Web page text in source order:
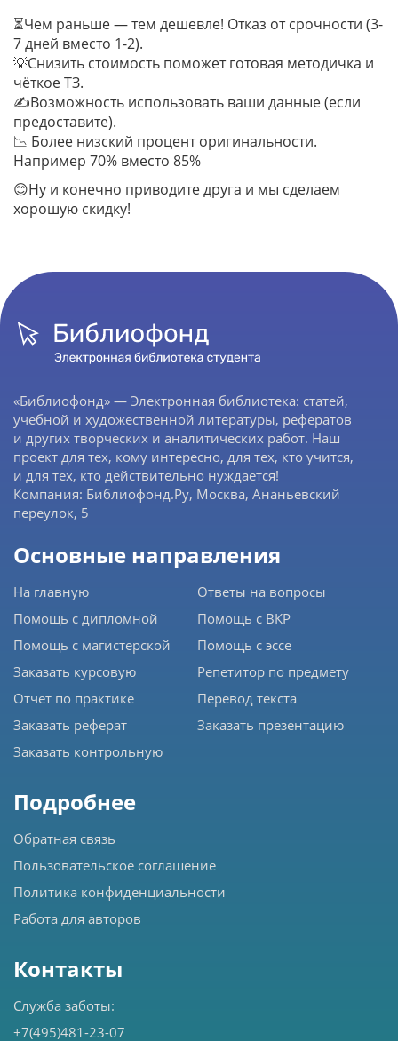
⏳Чем раньше — тем дешевле! Отказ от срочности (3-
7 дней вместо 1-2).
💡Cнизить стоимость поможет готовая методичка и
чёткое ТЗ.
✍Возможность использовать ваши данные (если
предоставите).
📉 Более низский процент оригинальности.
Например 70% вместо 85%
😊Ну и конечно приводите друга и мы сделаем
хорошую скидку!
«Библиофонд» — Электронная библиотека: статей,
учебной и художественной литературы, рефератов
и других творческих и аналитических работ. Наш
проект для тех, кому интересно, для тех, кто учится,
и для тех, кто действительно нуждается!
Компания: Библиофонд.Ру, Москва, Ананьевский
переулок, 5
Основные направления
На главную
Помощь с дипломной
Помощь с магистерской
Заказать курсовую
Отчет по практике
Заказать реферат
Заказать контрольную
Ответы на вопросы
Помощь с ВКР
Помощь с эссе
Репетитор по предмету
Перевод текста
Заказать презентацию
Подробнее
Обратная связь
Пользовательское соглашение
Политика конфиденциальности
Работа для авторов
Контакты
Служба заботы:
+7(495)481-23-07